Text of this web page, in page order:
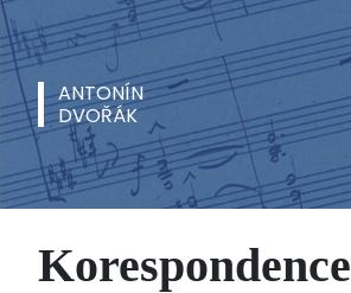
ANTONÍN
DVOŘÁK
Korespondence